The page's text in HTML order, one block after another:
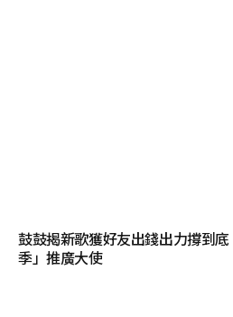
鼓鼓揭新歌獲好友出錢出力撐到
季」推廣大使